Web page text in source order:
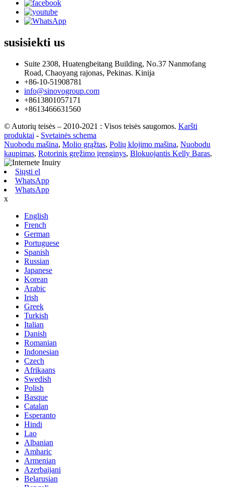
susisiekti us
Suite 2308, Huatengbeitang Building, No.37 Nanmofang
Road, Chaoyang rajonas, Pekinas. Kinija
+86-10-51908781
info@sinovogroup.com
+8613801057171
+8613466631560
© Autorių teisės – 2010-2021 : Visos teisės saugomos. Karšti
produktai - Svetainės schema
Nuobodu mašina, Molio grąžtas, Polių klojimo mašina, Nuobodu
kaupimas, Rotorinis gręžimo įrenginys, Blokuojantis Kelly Baras,
Siųsti el
WhatsApp
WhatsApp
x
English
French
German
Portuguese
Spanish
Russian
Japanese
Korean
Arabic
Irish
Greek
Turkish
Italian
Danish
Romanian
Indonesian
Czech
Afrikaans
Swedish
Polish
Basque
Catalan
Esperanto
Hindi
Lao
Albanian
Amharic
Armenian
Azerbaijani
Belarusian